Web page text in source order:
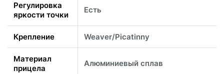
Регулировка
яркости точки
Есть
Крепление Weaver/Picatinny
Материал
прицела
Алюминиевый сплав